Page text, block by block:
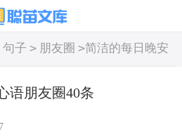
句子 > 朋友圈 >简洁的每日晚安
语朋友圈40条